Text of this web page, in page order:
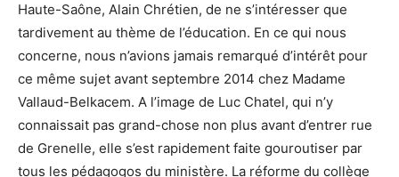
Haute-Saône, Alain Chrétien, de ne s’intéresser que
tardivement au thème de l’éducation. En ce qui nous
concerne, nous n’avions jamais remarqué d’intérêt pour
ce même sujet avant septembre 2014 chez Madame
Vallaud-Belkacem. A l’image de Luc Chatel, qui n’y
connaissait pas grand-chose non plus avant d’entrer rue
de Grenelle, elle s’est rapidement faite gouroutiser par
tous les pédagogos du ministère. La réforme du collège